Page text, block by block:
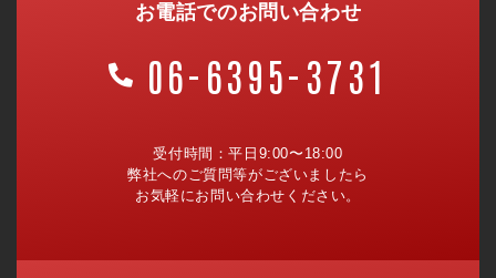
お電話でのお問い合わせ
06-6395-3731
受付時間：平日9:00〜18:00
弊社へのご質問等がございましたら
お気軽にお問い合わせください。